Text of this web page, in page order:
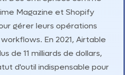
Magazine et Shopify
gérer leurs opérations
En 2021, Airtable
de 11 milliards de dollars,
d'outil indispensable pour